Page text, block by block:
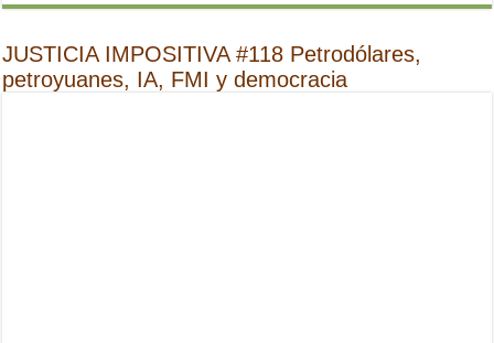
JUSTICIA IMPOSITIVA #118 Petrodólares,
petroyuanes, IA, FMI y democracia